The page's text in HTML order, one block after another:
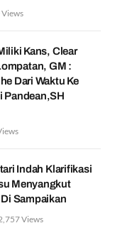
Views
Kans, Clear
GM :
Dari Waktu Ke
Pandean,SH
Indah Klarifikasi
Menyangkut
Sampaikan
Views